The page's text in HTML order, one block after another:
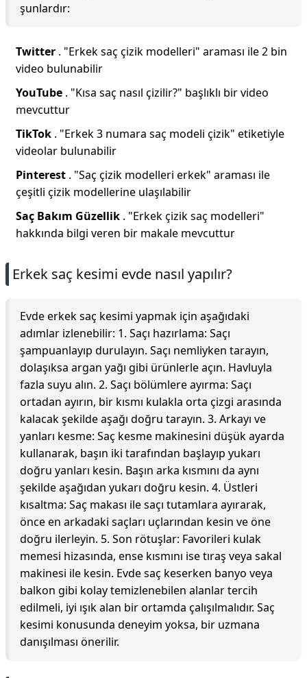
şunlardır:
Twitter . "Erkek saç çizik modelleri" araması ile 2 bin
video bulunabilir
YouTube . "Kısa saç nasıl çizilir?" başlıklı bir video
mevcuttur
TikTok . "Erkek 3 numara saç modeli çizik" etiketiyle
videolar bulunabilir
Pinterest . "Saç çizik modelleri erkek" araması ile
çeşitli çizik modellerine ulaşılabilir
Saç Bakım Güzellik . "Erkek çizik saç modelleri"
hakkında bilgi veren bir makale mevcuttur
Erkek saç kesimi evde nasıl yapılır?
Evde erkek saç kesimi yapmak için aşağıdaki
adımlar izlenebilir: 1. Saçı hazırlama: Saçı
şampuanlayıp durulayın. Saçı nemliyken tarayın,
dolaşıksa argan yağı gibi ürünlerle açın. Havluyla
fazla suyu alın. 2. Saçı bölümlere ayırma: Saçı
ortadan ayırın, bir kısmı kulakla orta çizgi arasında
kalacak şekilde aşağı doğru tarayın. 3. Arkayı ve
yanları kesme: Saç kesme makinesini düşük ayarda
kullanarak, başın iki tarafından başlayıp yukarı
doğru yanları kesin. Başın arka kısmını da aynı
şekilde aşağıdan yukarı doğru kesin. 4. Üstleri
kısaltma: Saç makası ile saçı tutamlara ayırarak,
önce en arkadaki saçları uçlarından kesin ve öne
doğru ilerleyin. 5. Son rötuşlar: Favorileri kulak
memesi hizasında, ense kısmını ise tıraş veya sakal
makinesi ile kesin. Evde saç keserken banyo veya
balkon gibi kolay temizlenebilen alanlar tercih
edilmeli, iyi ışık alan bir ortamda çalışılmalıdır. Saç
kesimi konusunda deneyim yoksa, bir uzmana
danışılması önerilir.